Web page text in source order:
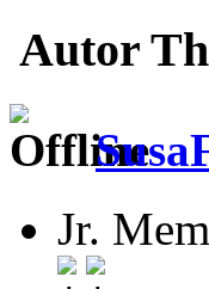
Autor
Jr.